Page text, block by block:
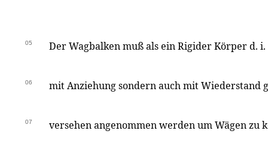
05 Der Wagbalken muß als ein Rigider Körper d.
06 mit Anziehung sondern auch mit Wiederstand
07 versehen angenommen werden um Wägen zu